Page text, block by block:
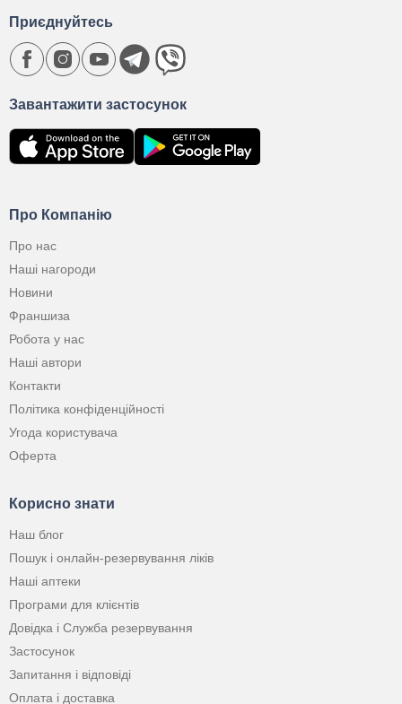
Про Компанію
Про нас
Наші нагороди
Новини
Франшиза
Робота у нас
Наші автори
Контакти
Політика конфіденційності
Угода користувача
Оферта
Корисно знати
Наш блог
Пошук і онлайн-резервування ліків
Наші аптеки
Програми для клієнтів
Довідка і Служба резервування
Застосунок
Запитання і відповіді
Оплата і доставка
Завантажити застосунок
Приєднуйтесь